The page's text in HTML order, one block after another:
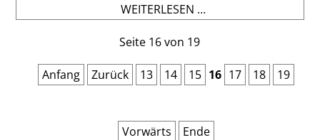
WEITERLESEN …GDG
PACKT
FLÜCHTLINGE
Seite 16 von 19
Anfang Zurück 13 14 15 16 17 18 19
Vorwärts Ende